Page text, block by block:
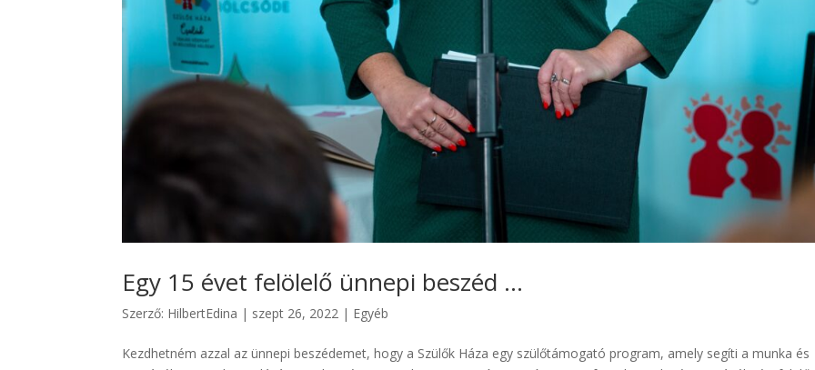
Egy 15 évet felölelő ünnepi beszéd …
Szerző: HilbertEdina | szept 26, 2022 | Egyéb
Kezdhetném azzal az ünnepi beszédemet, hogy a Szülők Háza egy szülőtámogató program, amely segíti a munka és